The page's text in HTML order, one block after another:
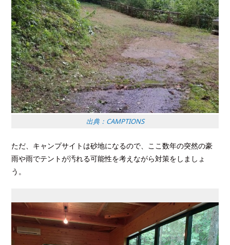
出典：CAMPTIONS
ただ、キャンプサイトは砂地になるので、ここ数年の突然の豪
雨や雨でテントが汚れる可能性を考えながら対策をしましょ
う。